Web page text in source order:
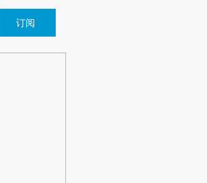
订阅